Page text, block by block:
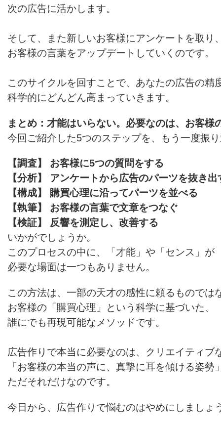
次の広告に活かします。
そして、また新しいお客様にアンケートを取り
お客様の言葉をアップデートしていくのです。
このサイクルを回すことで、あなたの広告の精
科学的にどんどん高まっていきます。
まとめ：才能はいらない。必要なのは、お客様
今回ご紹介した5つのステップを、もう一度振
【調査】 お客様に5つの質問をする
【分析】 アンケートから広告のパーツを抜き出
【構成】 購買心理に沿ってパーツを並べる
【執筆】 お客様の言葉で文章をつなぐ
【検証】 反響を測定し、改善する
いかがでしょうか。
このプロセスの中に、「才能」や「センス」が
必要な場面は一つもありません。
この方法は、一部の天才の感性に頼るものでは
お客様の「購買心理」という科学に基づいた、
誰にでも再現可能なメソッドです。
広告作りで本当に必要なのは、クリエイティブ
「お客様の本当の声に、真摯に耳を傾ける姿勢
ただそれだけなのです。
今日から、広告作りで悩むのはやめにしましょ